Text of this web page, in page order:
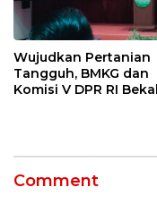
Wujudkan Pertanian
Tangguh, BMKG dan
Komisi V DPR RI
Comment